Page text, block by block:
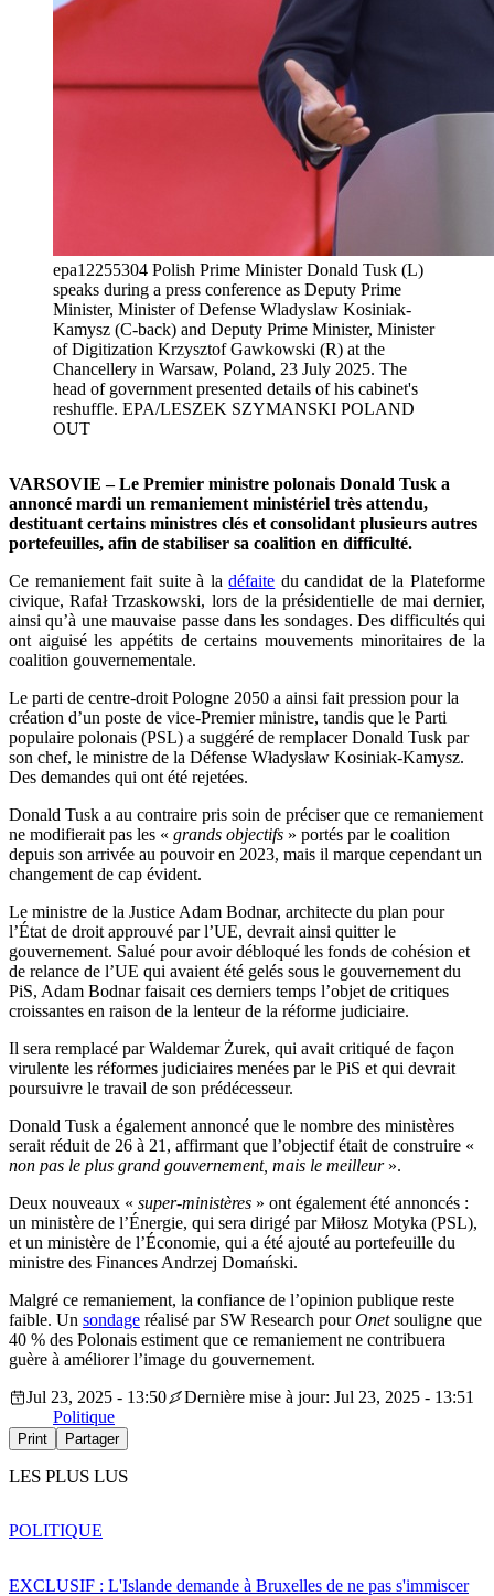
epa12255304 Polish Prime Minister Donald Tusk (L)
speaks during a press conference as Deputy Prime
Minister, Minister of Defense Wladyslaw Kosiniak-
Kamysz (C-back) and Deputy Prime Minister, Minister
of Digitization Krzysztof Gawkowski (R) at the
Chancellery in Warsaw, Poland, 23 July 2025. The
head of government presented details of his cabinet's
reshuffle. EPA/LESZEK SZYMANSKI POLAND
OUT
VARSOVIE – Le Premier ministre polonais Donald Tusk a
annoncé mardi un remaniement ministériel très attendu,
destituant certains ministres clés et consolidant plusieurs autres
portefeuilles, afin de stabiliser sa coalition en difficulté.
Ce remaniement fait suite à ladéfaite du candidat de la Plateforme
civique, Rafał Trzaskowski, lors de la présidentielle de mai dernier,
ainsi qu’à une mauvaise passe dans les sondages. Des difficultés qui
ont aiguisé les appétits de certains mouvements minoritaires de la
coalition gouvernementale.
Le parti de centre-droit Pologne 2050 a ainsi fait pression pour la
création d’un poste de vice-Premier ministre, tandis que le Parti
populaire polonais (PSL) a suggéré de remplacer Donald Tusk par
son chef, le ministre de la Défense Władysław Kosiniak-Kamysz.
Des demandes qui ont été rejetées.
Donald Tusk a au contraire pris soin de préciser que ce remaniement
ne modifierait pas les « grands objectifs » portés par le coalition
depuis son arrivée au pouvoir en 2023, mais il marque cependant un
changement de cap évident.
Le ministre de la Justice Adam Bodnar, architecte du plan pour
l’État de droit approuvé par l’UE, devrait ainsi quitter le
gouvernement. Salué pour avoir débloqué les fonds de cohésion et
de relance de l’UE qui avaient été gelés sous le gouvernement du
PiS, Adam Bodnar faisait ces derniers temps l’objet de critiques
croissantes en raison de la lenteur de la réforme judiciaire.
Il sera remplacé par Waldemar Żurek, qui avait critiqué de façon
virulente les réformes judiciaires menées par le PiS et qui devrait
poursuivre le travail de son prédécesseur.
Donald Tusk a également annoncé que le nombre des ministères
serait réduit de 26 à 21, affirmant que l’objectif était de construire «
non pas le plus grand gouvernement, mais le meilleur».
Deux nouveaux « super-ministères » ont également été annoncés :
un ministère de l’Énergie, qui sera dirigé par Miłosz Motyka (PSL),
et un ministère de l’Économie, qui a été ajouté au portefeuille du
ministre des Finances Andrzej Domański.
Malgré ce remaniement, la confiance de l’opinion publique reste
faible. Un sondage réalisé par SW Research pourOnetsouligne que
40 % des Polonais estiment que ce remaniement ne contribuera
guère à améliorer l’image du gouvernement.
Jul 23, 2025 - 13:50
Dernière mise à jour: Jul 23, 2025 - 13:51
Politique
Print Partager
LES PLUS LUS
EXCLUSIF : L'Islande demande à Bruxelles de ne pas s'immiscer
POLITIQUE